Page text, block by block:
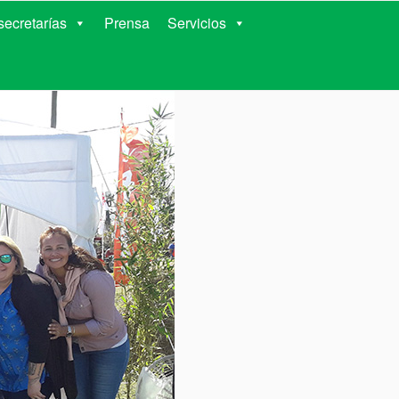
Prensa Servicios